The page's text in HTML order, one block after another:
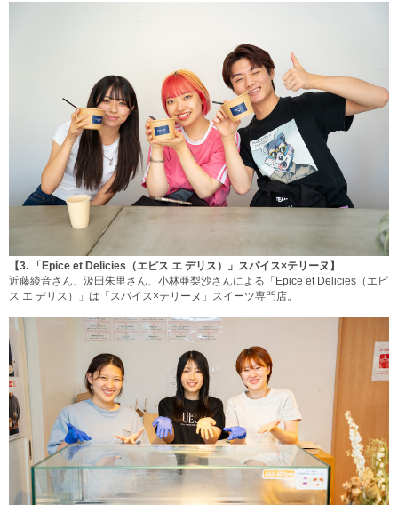
【3.
「Epice et Delicies（エピス エ デリス）」スパイス×テリーヌ】
近藤綾音さん、汲田朱里さん、小林亜梨沙さんによる「Epice et Delicies（エピ
ス エ デリス）」は「スパイス×テリーヌ」スイーツ専門店。